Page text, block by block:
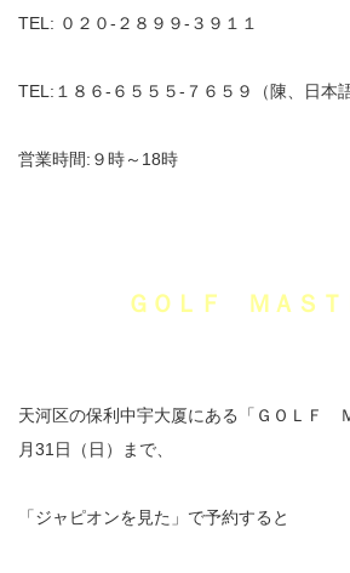
TEL: ０２０‐２８９９‐３９１１
TEL:１８６‐６５５５‐７６５９（陳、日本
営業時間:９時～18時
ＧＯＬＦ ＭＡＳＴ
天河区の保利中宇大厦にある「ＧＯＬＦ
月31日（日）まで、
「ジャピオンを見た」で予約すると